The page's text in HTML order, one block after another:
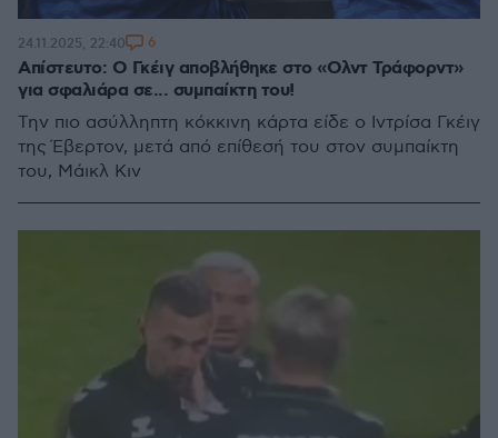
Απίστευτο: Ο Γκέιγ αποβλήθηκε στο «Ολντ Τράφορντ»
για σφαλιάρα σε... συμπαίκτη του!
Την πιο ασύλληπτη κόκκινη κάρτα είδε ο Ιντρίσα Γκέιγ
της Έβερτον, μετά από επίθεσή του στον συμπαίκτη
του, Μάικλ Κιν
24.11.2025, 22:40 6